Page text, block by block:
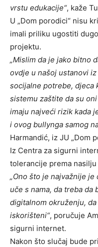
vrstu edukacije“, kaže
U „Dom porodici“ nisu
imali priliku ugostiti
projektu.
„Mislim da je jako bitno
ovdje u našoj ustanovi
socijalne potrebe, djeca
sistemu zaštite da su
imaju najveći rizik kada
i ovog bullynga samog
Harmandić, iz JU „Dom
Iz Centra za sigurni
tolerancije prema
„Ono što je najvažnije
uče s nama, da treba da
digitalnom okruženju,
iskorišteni“, poručuje
sigurni internet.
Nakon što slučaj bude